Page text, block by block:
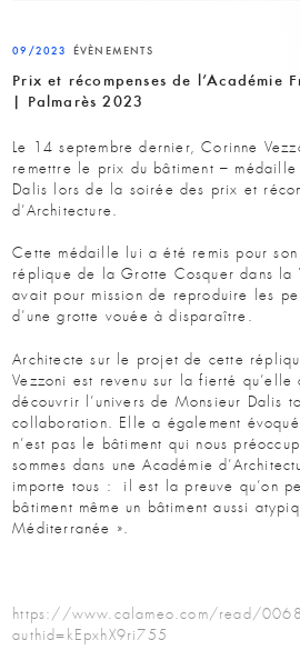
09/2023 ÉVÈNEMENTS
Prix et récompenses de l’Académie
| Palmarès 2023
Le 14 septembre dernier, Corinne
remettre le prix du bâtiment –
Dalis lors de la soirée des prix et
d’Architecture.
Cette médaille lui a été remis pour
réplique de la Grotte Cosquer dans la
avait pour mission de reproduire les
d’une grotte vouée à disparaître.
Architecte sur le projet de cette
Vezzoni est revenu sur la fierté
découvrir l’univers de Monsieur Dalis
collaboration. Elle a également
n’est pas le bâtiment qui nous
sommes dans une Académie
importe tous : il est la preuve qu’on
bâtiment même un bâtiment aussi
Méditerranée ».
https://www.calameo.com/read/
authid=kEpxhX9ri755